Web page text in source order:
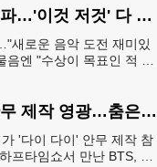
스키즈 "우린 아직 배고파…'이것 저것' 다 잘하는 자신감 표현"
새로운 음악 도전 재미있
엔 "수상이 목표인 적 없
카니 "월드컵 주제가 안무 제작 영광…춤은 국경 없는 언어"
'다이 다이' 안무 제작 참
타임쇼서 만난 BTS, 특